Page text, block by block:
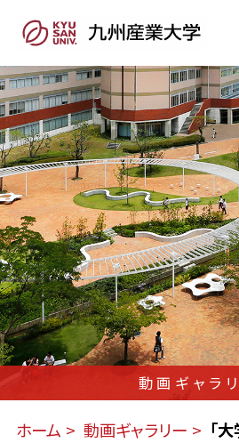
動画ギャラ
ホーム 動画ギャラリー
「